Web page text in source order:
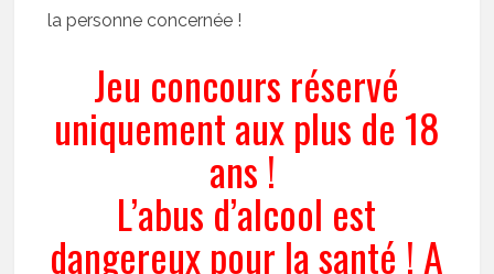
la personne concernée !
Jeu concours réservé
uniquement aux plus de 18
ans !
L’abus d’alcool est
dangereux pour la santé ! A